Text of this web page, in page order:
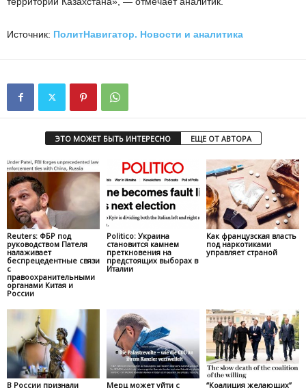
Источник: ПолитНавигатор. Новости и аналитика
ЭТО МОЖЕТ БЫТЬ ИНТЕРЕСНО ЕЩЕ ОТ АВТОРА
Reuters: ФБР под
руководством Пателя
налаживает
беспрецедентные связи
с
правоохранительными
органами Китая и
России
Politico: Украина
становится камнем
преткновения на
предстоящих выборах в
Италии
Как французская власть
под наркотиками
управляет страной
В России признали
Мерц может уйти с
“Коалиция желающих”